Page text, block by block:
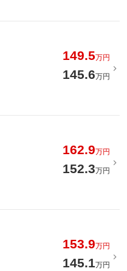
149.5万円
145.6万円
162.9万円
152.3万円
153.9万円
145.1万円